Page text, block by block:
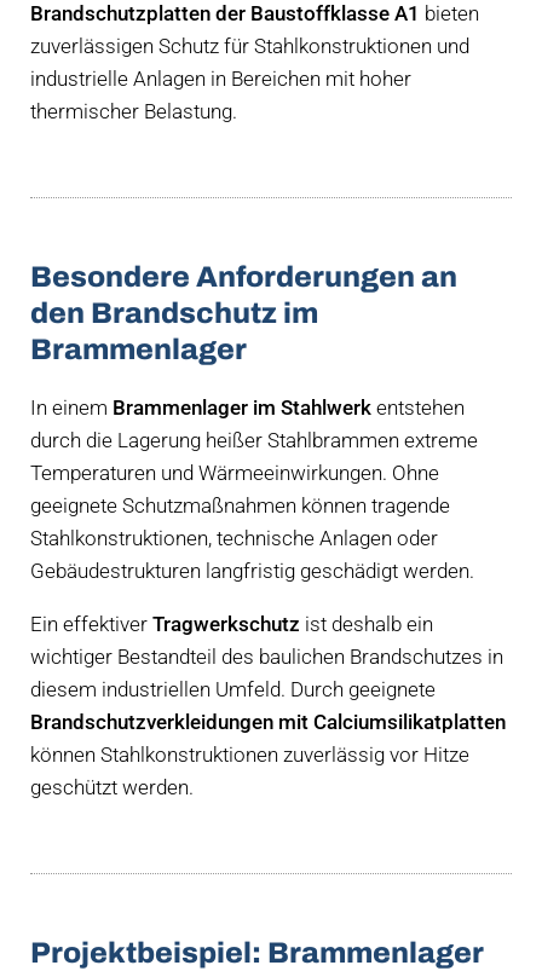
Brandschutzplatten der Baustoffklasse A1 bieten
zuverlässigen Schutz für Stahlkonstruktionen und
industrielle Anlagen in Bereichen mit hoher
thermischer Belastung.
Besondere Anforderungen an
den Brandschutz im
Brammenlager
In einem Brammenlager im Stahlwerk entstehen
durch die Lagerung heißer Stahlbrammen extreme
Temperaturen und Wärmeeinwirkungen. Ohne
geeignete Schutzmaßnahmen können tragende
Stahlkonstruktionen, technische Anlagen oder
Gebäudestrukturen langfristig geschädigt werden.
Ein effektiver Tragwerkschutz ist deshalb ein
wichtiger Bestandteil des baulichen Brandschutzes in
diesem industriellen Umfeld. Durch geeignete
Brandschutzverkleidungen mit Calciumsilikatplatten
können Stahlkonstruktionen zuverlässig vor Hitze
geschützt werden.
Projektbeispiel: Brammenlager